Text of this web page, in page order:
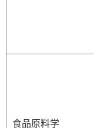
食品原料学